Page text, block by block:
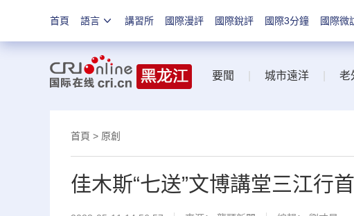
首頁 語言 講習所 國際漫評 國際銳評 國際3分鐘 國際微
要聞 城市遠洋 老
首頁 > 原創
佳木斯“七送”文博講堂三江行